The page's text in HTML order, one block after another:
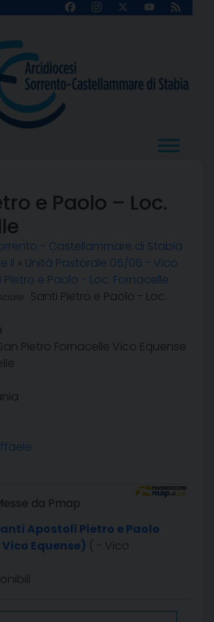
FacebookInstagram
X
YouTube
Feed
e Paolo – Loc.
- Castellammare di Stabia
II » Unità Pastorale 05/06 - Vico
Pietro e Paolo - Loc. Fornacelle
Santi Pietro e Paolo - Loc.
Pietro Fornacelle Vico Equense
da Pmap
Apostoli Pietro e Paolo
Equense) ( - Vico